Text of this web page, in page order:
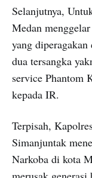
Selanjutnya,
Medan
yang
dua tersangka
service Phantom
kepada IR.
Terpisah,
Simanjuntak
Narkoba di kota